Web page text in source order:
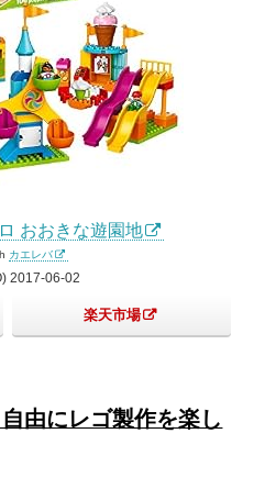
おおきな遊園地
カエレバ
2017-06-02
楽天市場
由にレゴ製作を楽し